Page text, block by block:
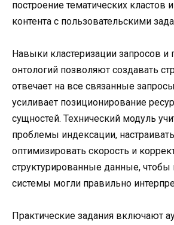
построение тематических кластов
контента с пользовательскими
Навыки кластеризации запросов и
онтологий позволяют создавать
отвечает на все связанные
усиливает позиционирование
сущностей. Технический модуль
проблемы индексации,
оптимизировать скорость и
структурированные данные,
системы могли правильно
Практические задания включают